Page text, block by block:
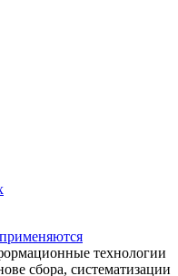
применяются
технологии
сбора, систематизации